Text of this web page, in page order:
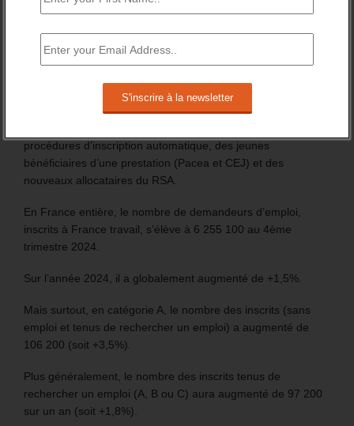
Les chiffres de 2024 du nombre d’inscrit à France travail
procédures d’inscription automatique, des jeunes
bénéficiaires d’une prestation (Pacea et CEJ) et des
nouveaux allocataires du RSA.
En France entière, le nombre de demandeurs d’emploi,
inscrits à France travail, s’élève à 6 255 100 au 4ème
trimestre 2024.
Sur l’année 2024, il a globalement augmenté de +1,5%.
Mais surtout, en catégorie A, le nombre des inscrits (sans
emploi et tenus de rechercher un emploi) a augmenté de
106 200 (soit +3,5%).
Plus généralement, le nombre des inscrits tenus de
rechercher un emploi (A, B ou C) aura augmenté de 97 200
sur un an (soit +1,8%).